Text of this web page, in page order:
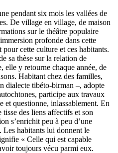
Virginie
pendant six mois les vallées de
De village en village, de maison
sur le théâtre populaire
profonde dans cette
cette culture et ces habitants.
sa thèse sur la relation de
elle y retourne chaque année, de
Habitant chez des familles,
dialecte tibéto-birman –, adopte
participe aux travaux
et questionne, inlassablement. En
tisse des liens affectifs et son
s’enrichit peu à peu d’une
Les habitants lui donnent le
« Celle qui est capable
toujours vécu parmi eux.